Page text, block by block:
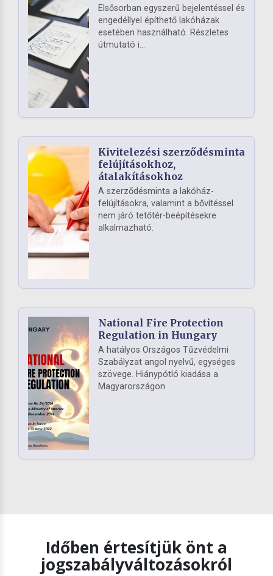
Elsősorban egyszerű bejelentéssel és
engedéllyel építhető lakóházak
esetében használható. Részletes
útmutató i...
Kivitelezési szerződésminta
felújításokhoz,
átalakításokhoz
A szerződésminta a lakóház-
felújításokra, valamint a bővítéssel
nem járó tetőtér-beépítésekre
alkalmazható.
National Fire Protection
Regulation in Hungary
A hatályos Országos Tűzvédelmi
Szabályzat angol nyelvű, egységes
szövege. Hiánypótló kiadása a
Magyarországon
Időben értesítjük önt a
jogszabályváltozásokról